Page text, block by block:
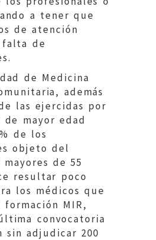
a tener que
de atención
de
de Medicina
además
las ejercidas por
mayor edad
de los
objeto del
de 55
resultar poco
los médicos que
formación MIR,
convocatoria
sin adjudicar 200